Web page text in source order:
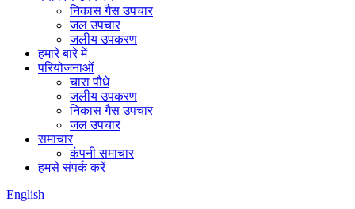
निकास गैस उपचार
जल उपचार
जलीय उपकरण
हमारे बारे में
परियोजनाओं
चारा पौधे
जलीय उपकरण
निकास गैस उपचार
जल उपचार
समाचार
कंपनी समाचार
हमसे संपर्क करें
English